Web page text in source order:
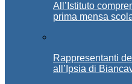
All’Istituto
prima mensa
Rappresentanti
all’Ipsia di